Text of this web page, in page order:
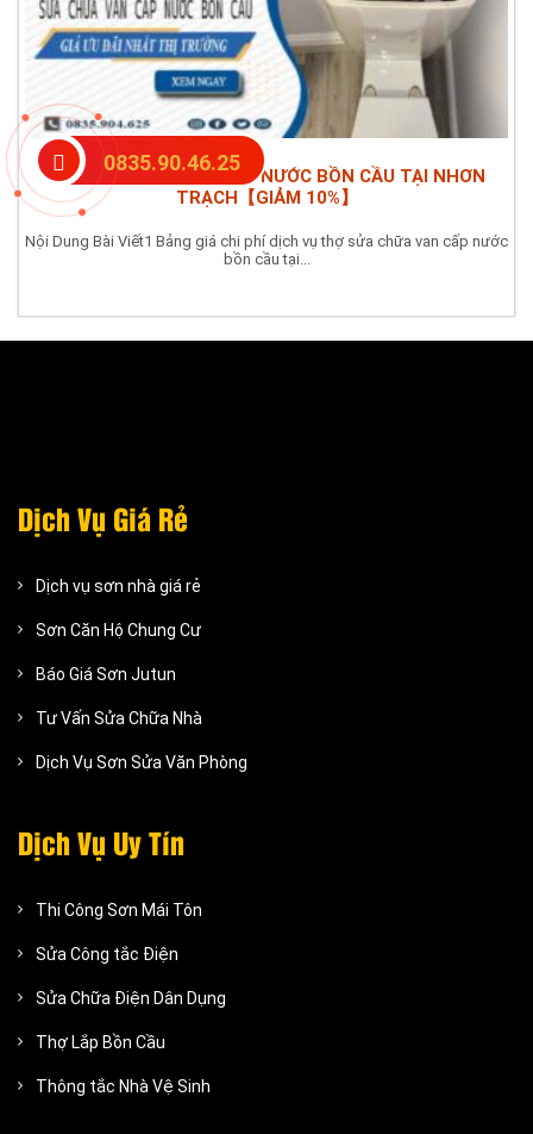
GIÁ SỬA CHỮA VAN CẤP NƯỚC BỒN CẦU TẠI NHƠN
TRẠCH【GIẢM 10%】
Nội Dung Bài Viết1 Bảng giá chi phí dịch vụ thợ sửa chữa van cấp nước
bồn cầu tại...
Dịch Vụ Giá Rẻ
Dịch vụ sơn nhà giá rẻ
Sơn Căn Hộ Chung Cư
Báo Giá Sơn Jutun
Tư Vấn Sửa Chữa Nhà
Dịch Vụ Sơn Sửa Văn Phòng
Dịch Vụ Uy Tín
Thi Công Sơn Mái Tôn
Sửa Công tắc Điện
Sửa Chữa Điện Dân Dụng
Thợ Lắp Bồn Cầu
Thông tắc Nhà Vệ Sinh
0835.90.46.25